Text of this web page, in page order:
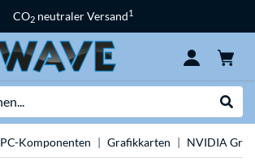
CO2 neutraler Versand1
PC-Komponenten Grafikkarten NVIDIA